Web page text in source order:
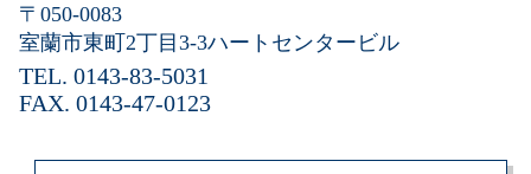
〒050-0083
室蘭市東町2丁目3-3ハートセンタービル
TEL. 0143-83-5031
FAX. 0143-47-0123